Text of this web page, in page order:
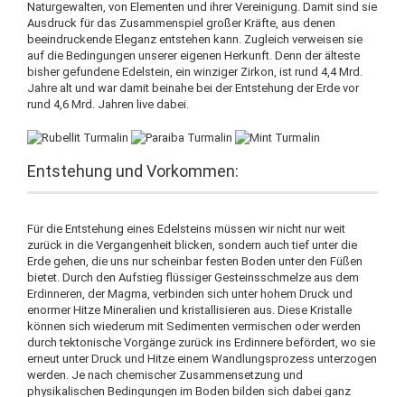
Naturgewalten, von Elementen und ihrer Vereinigung. Damit sind sie
Ausdruck für das Zusammenspiel großer Kräfte, aus denen
beeindruckende Eleganz entstehen kann. Zugleich verweisen sie
auf die Bedingungen unserer eigenen Herkunft. Denn der älteste
bisher gefundene Edelstein, ein winziger Zirkon, ist rund 4,4 Mrd.
Jahre alt und war damit beinahe bei der Entstehung der Erde vor
rund 4,6 Mrd. Jahren live dabei.
Entstehung und Vorkommen:
Für die Entstehung eines Edelsteins müssen wir nicht nur weit
zurück in die Vergangenheit blicken, sondern auch tief unter die
Erde gehen, die uns nur scheinbar festen Boden unter den Füßen
bietet. Durch den Aufstieg flüssiger Gesteinsschmelze aus dem
Erdinneren, der Magma, verbinden sich unter hohem Druck und
enormer Hitze Mineralien und kristallisieren aus. Diese Kristalle
können sich wiederum mit Sedimenten vermischen oder werden
durch tektonische Vorgänge zurück ins Erdinnere befördert, wo sie
erneut unter Druck und Hitze einem Wandlungsprozess unterzogen
werden. Je nach chemischer Zusammensetzung und
physikalischen Bedingungen im Boden bilden sich dabei ganz